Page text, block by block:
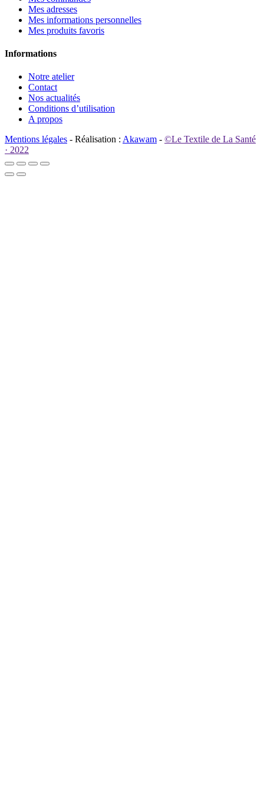
Mes adresses
Mes informations personnelles
Mes produits favoris
Informations
Notre atelier
Contact
Nos actualités
Conditions d’utilisation
A propos
Mentions légales - Réalisation : Akawam - ©Le Textile de La Santé
· 2022